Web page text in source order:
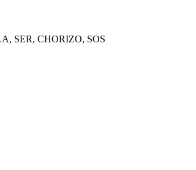
SER, CHORIZO, SOS